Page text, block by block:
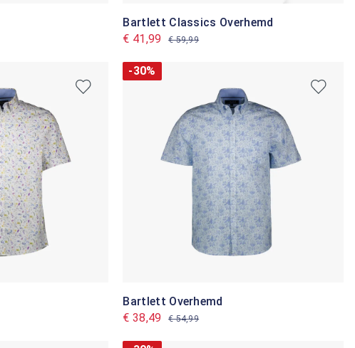
Bartlett Classics Overhemd
€ 41,99
€ 59,99
-30%
Bartlett Overhemd
€ 38,49
€ 54,99